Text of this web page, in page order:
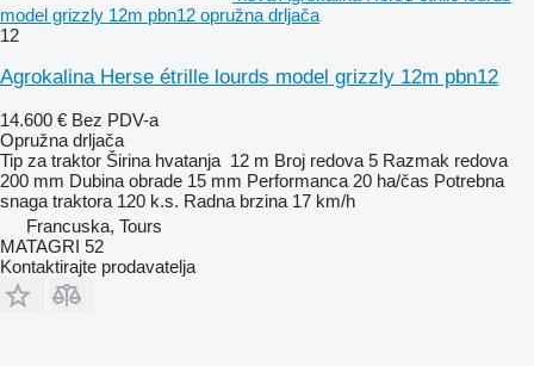
model grizzly 12m pbn12 opružna drljača
12
Agrokalina Herse étrille lourds model grizzly 12m pbn12
14.600 € Bez PDV-a
Opružna drljača
Tip za traktor Širina hvatanja 12 m Broj redova 5 Razmak redova
200 mm Dubina obrade 15 mm Performanca 20 ha/čas Potrebna
snaga traktora 120 k.s. Radna brzina 17 km/h
Francuska, Tours
MATAGRI 52
Kontaktirajte prodavatelja